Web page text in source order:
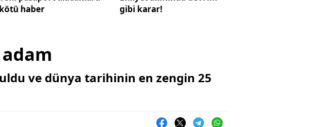
kötü haber
gibi karar!
ve dünya tarihinin en zengin 25